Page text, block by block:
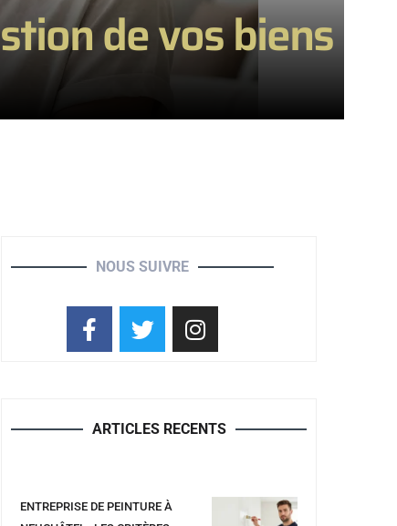
de vos biens
NOUS SUIVRE
ARTICLES RECENTS
ENTREPRISE DE PEINTURE À